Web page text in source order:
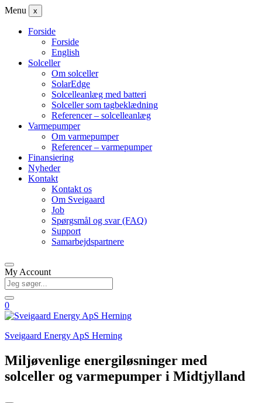
Menu x
Forside
Forside
English
Solceller
Om solceller
SolarEdge
Solcelleanlæg med batteri
Solceller som tagbeklædning
Referencer – solcelleanlæg
Varmepumper
Om varmepumper
Referencer – varmepumper
Finansiering
Nyheder
Kontakt
Kontakt os
Om Sveigaard
Job
Spørgsmål og svar (FAQ)
Support
Samarbejdspartnere
My Account
0
Sveigaard Energy ApS Herning
Miljøvenlige energiløsninger med
solceller og varmepumper i Midtjylland